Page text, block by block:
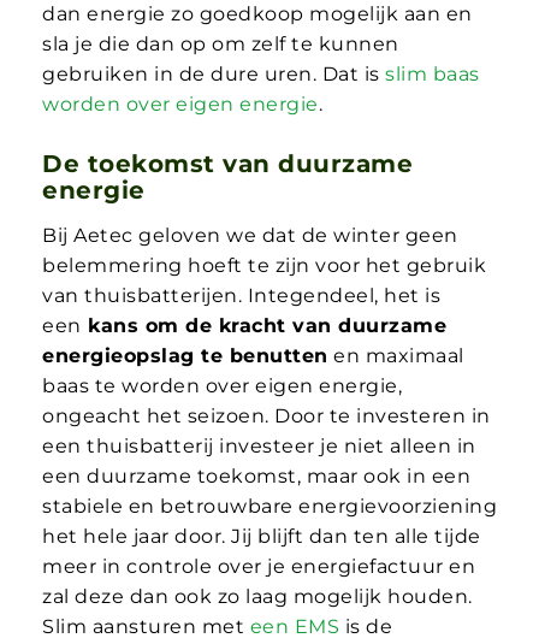
dan energie zo goedkoop mogelijk aan en
sla je die dan op om zelf te kunnen
gebruiken in de dure uren. Dat is slim baas
worden over eigen energie.
De toekomst van duurzame
energie
Bij Aetec geloven we dat de winter geen
belemmering hoeft te zijn voor het gebruik
van thuisbatterijen. Integendeel, het is
een kans om de kracht van duurzame
energieopslag te benutten en maximaal
baas te worden over eigen energie,
ongeacht het seizoen. Door te investeren in
een thuisbatterij investeer je niet alleen in
een duurzame toekomst, maar ook in een
stabiele en betrouwbare energievoorziening
het hele jaar door. Jij blijft dan ten alle tijde
meer in controle over je energiefactuur en
zal deze dan ook zo laag mogelijk houden.
Slim aansturen met een EMS is de